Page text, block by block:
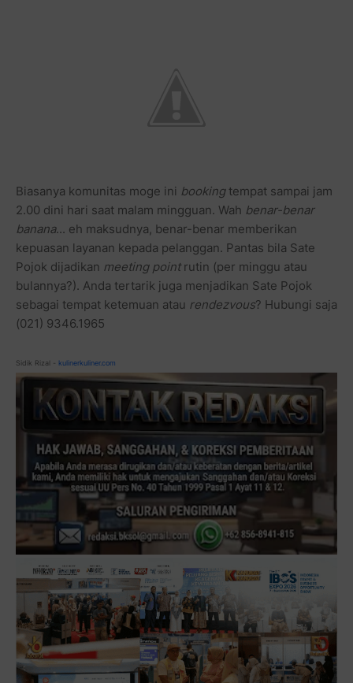
Biasanya komunitas moge ini bookingtempat sampai jam
2.00 dini hari saat malam mingguan. Wah benar-benar
banana... eh maksudnya, benar-benar memberikan
kepuasan layanan kepada pelanggan. Pantas bila Sate
Pojok dijadikan meeting pointrutin (per minggu atau
bulannya?). Anda tertarik juga menjadikan Sate Pojok
sebagai tempat ketemuan atau rendezvous? Hubungi saja
(021) 9346.1965
Sidik Rizal - kulinerkuliner.com